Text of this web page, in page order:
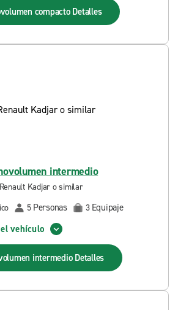
compacto Detalles
intermedio
Renault Kadjar o similar
5 Personas 3 Equipaje
vehículo
intermedioDetalles